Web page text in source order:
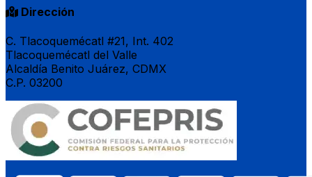
Dirección
C. Tlacoquemécatl #21, Int. 402
Tlacoquemécatl del Valle
Alcaldía Benito Juárez, CDMX
C.P. 03200